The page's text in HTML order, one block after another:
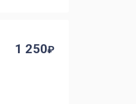
1 250